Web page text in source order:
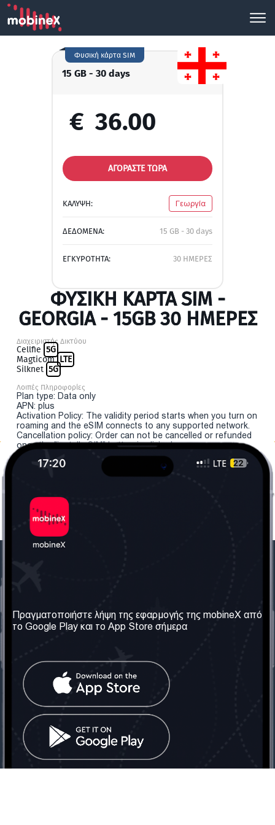
15 GB - 30 days
Φυσική κάρτα SIM
€ 36.00
ΑΓΟΡΑΣΤΕ ΤΩΡΑ
ΚΑΛΥΨΗ: Γεωργία
ΔΕΔΟΜΕΝΑ: 15 GB - 30 days
ΕΓΚΥΡΟΤΗΤΑ: 30 ΗΜΕΡΕΣ
ΦΥΣΙΚΉ ΚΆΡΤΑ SIM -
GEORGIA - 15GB 30 ΗΜΕΡΕΣ
Διαχειριστής Δικτύου
Cellfie 5G
Magticom LTE
Silknet 5G
Λοιπές Πληροφορίες
Plan type: Data only
APN: plus
Activation Policy: The validity period starts when you turn on
roaming and the eSIM connects to any supported network.
Cancellation policy: Order can not be cancelled or refunded
once the "install eSIM" button is clicked.
Σχετικά με εμάς
Οι Υπηρεσίες μας
Όροι & Προϋποθέσεις
Πολιτική Απορρήτου
Επικοινωνήστε μαζί μας
Ηνωμένο Βασίλειο: Λονδίνο
Τηλ: +442030340050
info@mobinex.com
Επικοινωνήστε μαζί μας
Κοινωνικά Δίκτυα
Πραγματοποιήστε λήψη της εφαρμογής της mobineX από
το Google Play και το App Store σήμερα